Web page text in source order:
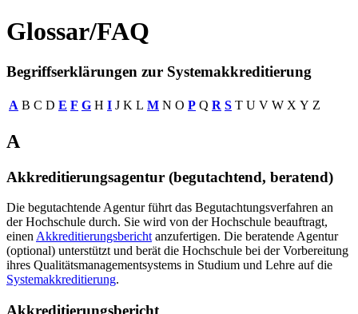
Glossar/FAQ
Begriffserklärungen zur Systemakkreditierung
A B C D E F G H I J K L M N O P Q R S T U V W X Y Z
A
Akkreditierungsagentur (begutachtend, beratend)
Die begutachtende Agentur führt das Begutachtungsverfahren an
der Hochschule durch. Sie wird von der Hochschule beauftragt,
einenAkkreditierungsberichtanzufertigen. Die beratende Agentur
(optional) unterstützt und berät die Hochschule bei der Vorbereitung
ihres Qualitätsmanagementsystems in Studium und Lehre auf die
Systemakkreditierung.
Akkreditierungsbericht